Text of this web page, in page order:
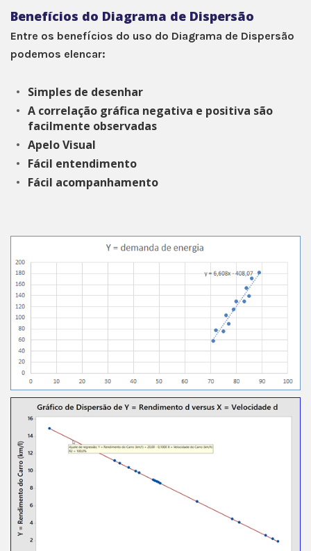
Benefícios do Diagrama de Dispersão
Entre os benefícios do uso do Diagrama de Dispersão
podemos elencar:
Simples de desenhar
A correlação gráfica negativa e positiva são
facilmente observadas
Apelo Visual
Fácil entendimento
Fácil acompanhamento